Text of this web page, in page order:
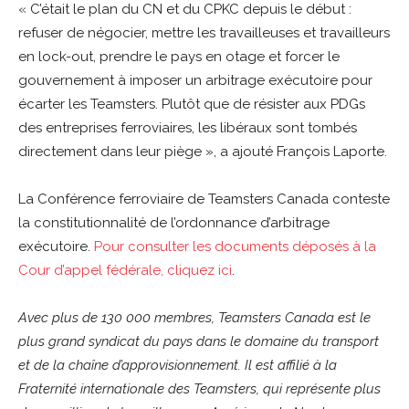
« C’était le plan du CN et du CPKC depuis le début :
refuser de négocier, mettre les travailleuses et travailleurs
en lock-out, prendre le pays en otage et forcer le
gouvernement à imposer un arbitrage exécutoire pour
écarter les Teamsters. Plutôt que de résister aux PDGs
des entreprises ferroviaires, les libéraux sont tombés
directement dans leur piège », a ajouté François Laporte.
La Conférence ferroviaire de Teamsters Canada conteste
la constitutionnalité de l’ordonnance d’arbitrage
exécutoire. Pour consulter les documents déposés à la
Cour d’appel fédérale, cliquez ici.
Avec plus de 130 000 membres, Teamsters Canada est le
plus grand syndicat du pays dans le domaine du transport
et de la chaîne d’approvisionnement. Il est affilié à la
Fraternité internationale des Teamsters, qui représente plus